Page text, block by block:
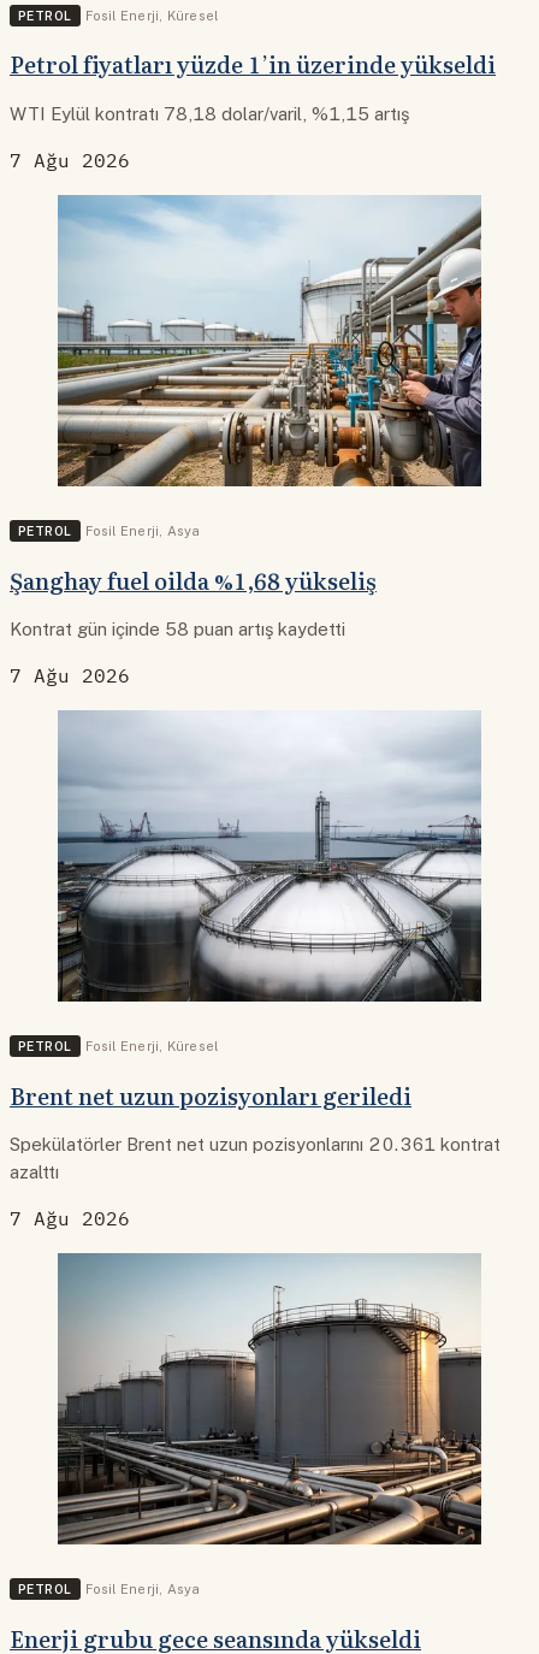
PETROL Fosil Enerji Küresel
Petrol fiyatları yüzde 1’in üzerinde yükseldi
WTI Eylül kontratı 78,18 dolar/varil, %1,15 artış
7 Ağu 2026
PETROL Fosil Enerji Asya
Şanghay fuel oilda %1,68 yükseliş
Kontrat gün içinde 58 puan artış kaydetti
7 Ağu 2026
PETROL Fosil Enerji Küresel
Brent net uzun pozisyonları geriledi
Spekülatörler Brent net uzun pozisyonlarını 20.361 kontrat
azalttı
7 Ağu 2026
PETROL Fosil Enerji Asya
Enerji grubu gece seansında yükseldi